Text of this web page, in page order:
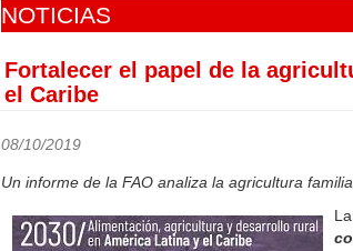
NOTICIAS
Fortalecer el papel de la
el Caribe
08/10/2019
Un informe de la FAO analiza la agricultura